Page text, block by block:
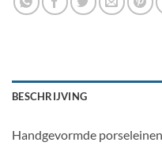
BESCHRIJVING
Handgevormde